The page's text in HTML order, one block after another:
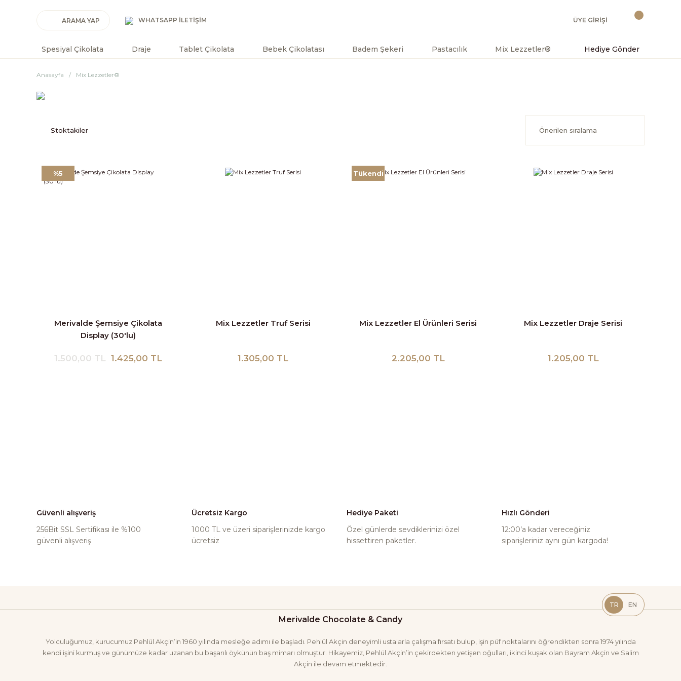
WHATSAPP İLETİŞİM ÜYE GİRİŞİ
Spesiyal Çikolata Draje Tablet Çikolata Bebek Çikolatası Badem Şekeri Pastacılık Mix Lezzetler® Hediye Gönder
Anasayfa Mix Lezzetler®
Stoktakiler
%5
Merivalde Şemsiye Çikolata
Display (30'lu)
1.500,00 TL 1.425,00 TL
Mix Lezzetler Truf Serisi
1.305,00 TL
Tükendi
Mix Lezzetler El Ürünleri Serisi
2.205,00 TL
Mix Lezzetler Draje Serisi
1.205,00 TL
Güvenli alışveriş
256Bit SSL Sertifikası ile %100
güvenli alışveriş
Ücretsiz Kargo
1000 TL ve üzeri siparişlerinizde kargo
ücretsiz
Hediye Paketi
Özel günlerde sevdiklerinizi özel
hissettiren paketler.
Hızlı Gönderi
12:00’a kadar vereceğiniz
siparişleriniz aynı gün kargoda!
TR EN
Merivalde Chocolate & Candy
Yolculuğumuz, kurucumuz Pehlül Akçin’in 1960 yılında mesleğe adımı ile başladı. Pehlül Akçin deneyimli ustalarla çalışma fırsatı bulup, işin püf noktalarını öğrendikten sonra 1974 yılında
kendi işini kurmuş ve günümüze kadar uzanan bu başarılı öykünün baş mimarı olmuştur. Hikayemiz, Pehlül Akçin’in çekirdekten yetişen oğulları, ikinci kuşak olan Bayram Akçin ve Salim
Akçin ile devam etmektedir.